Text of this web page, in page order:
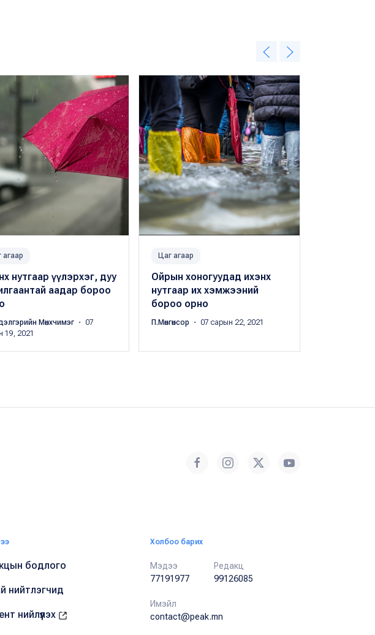
агаар
нутгаар үүлэрхэг, дуу
аадар бороо
Мөнхчимэг ・ 07
19, 2021
Цаг агаар
Ойрын хоногуудад ихэнх
нутгаар их хэмжээний
бороо орно
П.Мөнгөнсор ・ 07 сарын 22, 2021
бодлого
нийтлэгчид
нийлүүлэх
Холбоо барих
Мэдээ
77191977
Редакц
99126085
Имэйл
contact@peak.mn